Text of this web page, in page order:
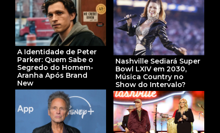
A Identidade de Peter
Parker: Quem Sabe o
Segredo do Homem-
Aranha Após Brand
New
Nashville Sediará Super
Bowl LXIV em 2030,
Música Country no
Show do Intervalo?